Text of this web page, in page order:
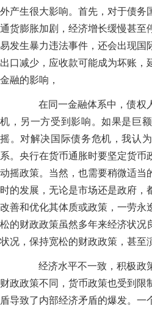
外产生很大影响。首先，对于债务
通货膨胀加剧，经济增长缓慢甚至
易发生暴力违法事件，还会出现国
出口减少，应收款可能成为坏账，
金融的影响，
在同一金融体系中，债权
机，另一方受到影响。如果是巨
摇。对解决国际债务危机，我认
系。央行在货币通胀时要坚定货币
动摇政策。当然，也需要稍微适当
时的发展，无论是市场还是政府，
改善和优化其体质或政策，一劳永
松的财政政策虽然多年来经济状况
状况，保持宽松的财政政策，甚至
经济水平不一致，积极政
财政政策不同，货币政策也受到限
盾导致了内部经济矛盾的爆发。一